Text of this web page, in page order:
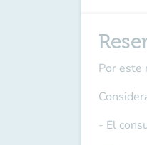
Por este
- El